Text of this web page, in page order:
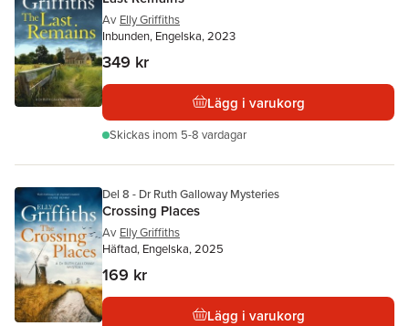
Av Elly Griffiths
Inbunden, Engelska, 2023
349 kr
Lägg i varukorg
Skickas inom 5-8 vardagar
Del 8 - Dr Ruth Galloway Mysteries
Crossing Places
Av Elly Griffiths
Häftad, Engelska, 2025
169 kr
Lägg i varukorg